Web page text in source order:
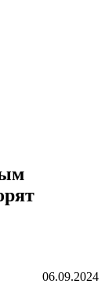
06.09.2024